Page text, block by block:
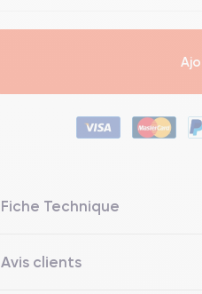
Fiche Technique
Avis clients